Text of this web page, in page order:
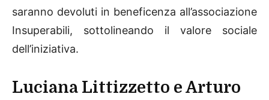
saranno devoluti in beneficenza all’associazione
Insuperabili, sottolineando il valore sociale
dell’iniziativa.
Luciana Littizzetto e Arturo